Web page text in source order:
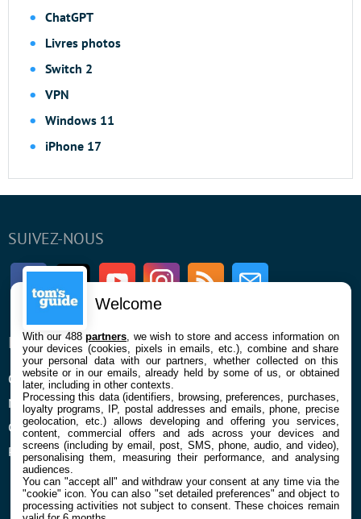
ChatGPT
Livres photos
Switch 2
VPN
Windows 11
iPhone 17
SUIVEZ-NOUS
FacebookTwitter Youtube InstagramRSS Newsletter
ENTREPRISE
Qui sommes nous
Mentions légales et CGU
Confidentialité et Cookies
Préférences cookies
À PROPOS
La rédaction
Contact
Welcome
With our 488partners , we wish to store and access information on
your devices (cookies, pixels in emails, etc.), combine and share
your personal data with our partners, whether collected on this
website or in our emails, already held by some of us, or obtained
later, including in other contexts.
Processing this data (identifiers, browsing, preferences, purchases,
loyalty programs, IP, postal addresses and emails, phone, precise
geolocation, etc.) allows developing and offering you services,
content, commercial offers and ads across your devices and
screens (including by email, post, SMS, phone, audio, and video),
personalising them, measuring their performance, and analysing
audiences.
You can "accept all" and withdraw your consent at any time via the
"cookie" icon. You can also "set detailed preferences" and object to
processing activities not subject to consent. These choices remain